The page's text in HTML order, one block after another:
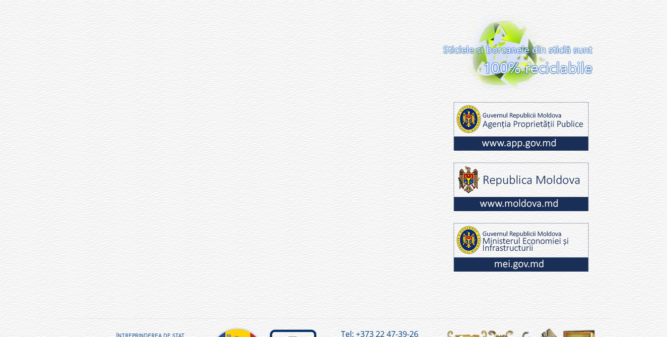
ÎNTREPRINDEREA DE STAT Tel: +373 22 47-39-26